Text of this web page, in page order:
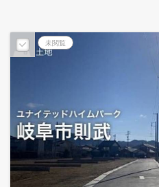
未閲覧